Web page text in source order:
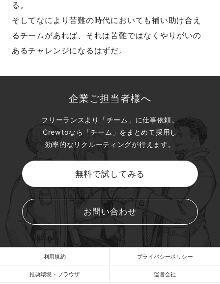
る。
そしてなにより苦難の時代においても補い助け合え
るチームがあれば、それは苦難ではなくやりがいの
あるチャレンジになるはずだ。
企業ご担当者様へ
フリーランスより「チーム」に仕事依頼。
Crewtoなら「チーム」をまとめて採用し
効率的なリクルーティングが行えます。
無料で試してみる
お問い合わせ
利用規約 プライバシーポリシー
推奨環境・ブラウザ 運営会社